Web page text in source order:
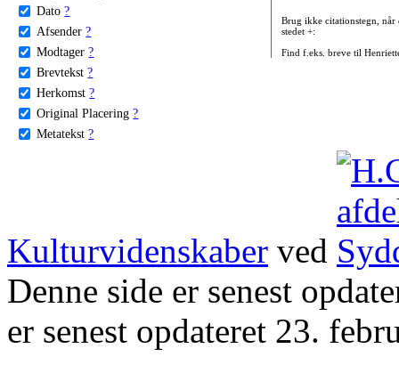
Dato ?
Afsender ?
Modtager ?
Brevtekst ?
Herkomst ?
Original Placering ?
Metatekst ?
Brug ikke citationstegn, når
stedet +:
Find f.eks. breve til
Kulturvidenskaber ved
Denne side er senest
er senest opdateret 23.